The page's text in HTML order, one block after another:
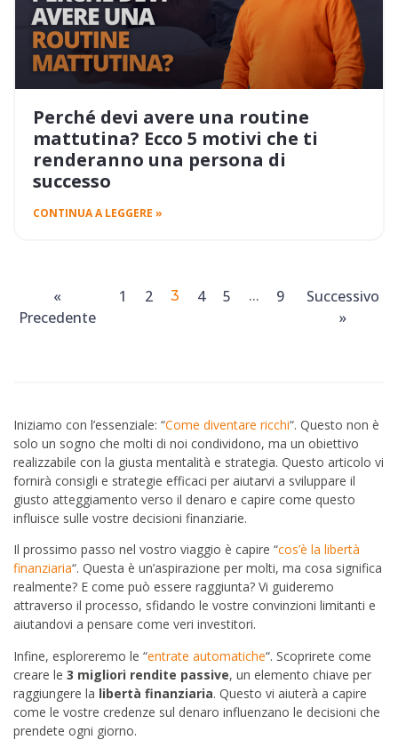
Perché devi avere una routine
mattutina? Ecco 5 motivi che ti
renderanno una persona di
successo
CONTINUA A LEGGERE »
«
Precedente
1 2 3 4 5 … 9
Successivo
»
Iniziamo con l’essenziale: “Come diventare ricchi“. Questo non è
solo un sogno che molti di noi condividono, ma un obiettivo
realizzabile con la giusta mentalità e strategia. Questo articolo vi
fornirà consigli e strategie efficaci per aiutarvi a sviluppare il
giusto atteggiamento verso il denaro e capire come questo
influisce sulle vostre decisioni finanziarie.
Il prossimo passo nel vostro viaggio è capire “cos’è la libertà
finanziaria“. Questa è un’aspirazione per molti, ma cosa significa
realmente? E come può essere raggiunta? Vi guideremo
attraverso il processo, sfidando le vostre convinzioni limitanti e
aiutandovi a pensare come veri investitori.
Infine, esploreremo le “entrate automatiche“. Scoprirete come
creare le 3 migliori rendite passive, un elemento chiave per
raggiungere la libertà finanziaria. Questo vi aiuterà a capire
come le vostre credenze sul denaro influenzano le decisioni che
prendete ogni giorno.